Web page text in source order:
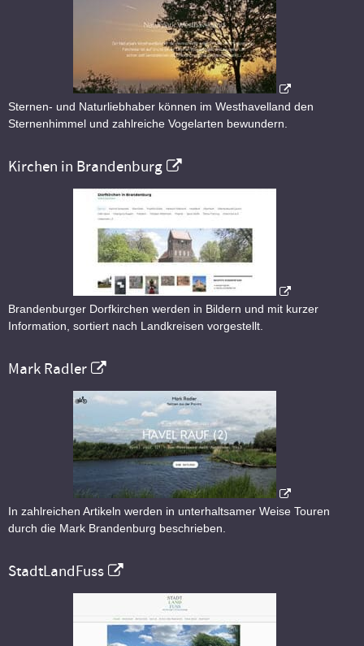
Sternen- und Naturliebhaber können im Westhavelland den
Sternenhimmel und zahlreiche Vogelarten bewundern.
Kirchen in Brandenburg
Brandenburger Dorfkirchen werden in Bildern und mit kurzer
Information, sortiert nach Landkreisen vorgestellt.
Mark Radler
In zahlreichen Artikeln werden in unterhaltsamer Weise Touren
durch die Mark Brandenburg beschrieben.
StadtLandFuss